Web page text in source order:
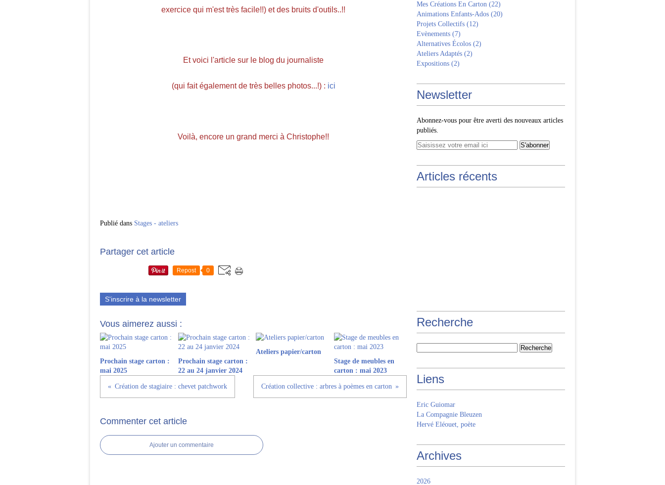
exercice qui m'est très facile!!) et des bruits d'outils..!!
Et voici l'article sur le blog du journaliste
(qui fait également de très belles photos...!) : ici
Voilà, encore un grand merci à Christophe!!
Publié dans Stages - ateliers
Partager cet article
Repost 0
S'inscrire à la newsletter
Vous aimerez aussi :
Prochain stage carton :
mai 2025
Prochain stage carton :
22 au 24 janvier 2024
Ateliers papier/carton
Stage de meubles en
carton : mai 2023
Création de stagiaire : chevet patchwork Création collective : arbres à poèmes en carton
Commenter cet article
Ajouter un commentaire
Mes Créations En Carton (22)
Animations Enfants-Ados (20)
Projets Collectifs (12)
Evènements (7)
Alternatives Écolos (2)
Ateliers Adaptés (2)
Expositions (2)
Newsletter
Abonnez-vous pour être averti des nouveaux articles
publiés.
Articles récents
Recherche
Liens
Eric Guiomar
La Compagnie Bleuzen
Hervé Eléouet, poète
Archives
2026